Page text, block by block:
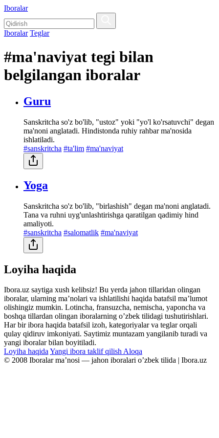
Iboralar
Iboralar Teglar
#ma'naviyat tegi bilan
belgilangan iboralar
Guru
Sanskritcha so'z bo'lib, "ustoz" yoki "yo'l ko'rsatuvchi" degan
ma'noni anglatadi. Hindistonda ruhiy rahbar ma'nosida
ishlatiladi.
#sanskritcha #ta'lim #ma'naviyat
Yoga
Sanskritcha so'z bo'lib, "birlashish" degan ma'noni anglatadi.
Tana va ruhni uyg'unlashtirishga qaratilgan qadimiy hind
amaliyoti.
#sanskritcha #salomatlik #ma'naviyat
Loyiha haqida
Ibora.uz saytiga xush kelibsiz! Bu yerda jahon tillaridan olingan
iboralar, ularning maʼnolari va ishlatilishi haqida batafsil maʼlumot
olishingiz mumkin. Lotincha, fransuzcha, nemischa, yaponcha va
boshqa tillardan olingan iboralarning oʼzbek tilidagi tushutirishlari.
Har bir ibora haqida batafsil izoh, kategoriyalar va teglar orqali
qulay qidiruv imkoniyati. Saytimiz muntazam yangilanib turadi va
yangi iboralar bilan boyitiladi.
Loyiha haqidaYangi ibora taklif qilishAloqa
© 2008 Iboralar maʼnosi — jahon iboralari oʼzbek tilida | Ibora.uz